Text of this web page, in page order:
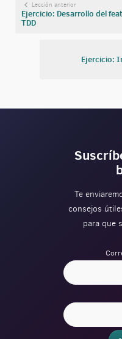
Lección anterior
Ejercicio: Desarrollo del
TDD
Ejercicio:
Te
consejos
para que